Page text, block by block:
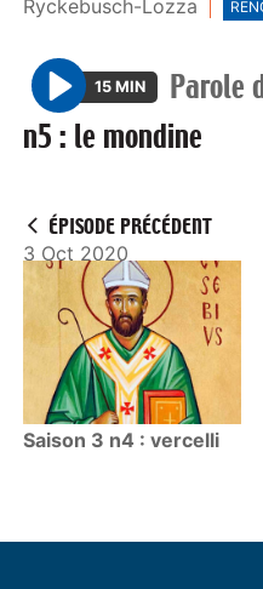
Ryckebusch-Lozza
P
l
15 MIN Parole
n5 : le mondine
ÉPISODE PRÉCÉDENT
3 Oct 2020
Saison 3 n4 : vercelli